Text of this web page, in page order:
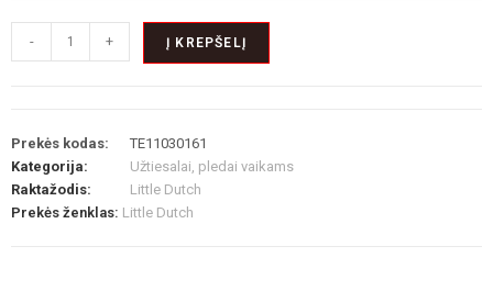
- + Į KREPŠELĮ
Prekės kodas:
TE11030161
Kategorija:
Užtiesalai, pledai vaikams
Raktažodis:
Little Dutch
Prekės ženklas: Little Dutch